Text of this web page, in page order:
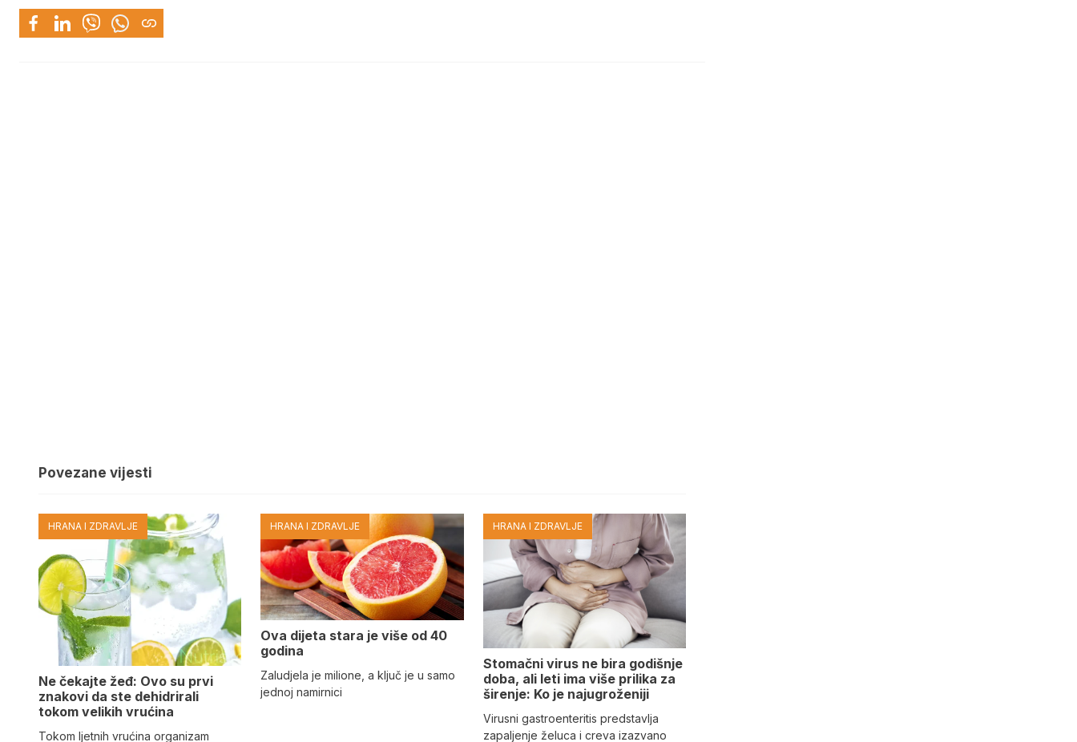
Povezane vijesti
HRANA I ZDRAVLJE
Ne čekajte žeđ: Ovo su prvi
znakovi da ste dehidrirali
tokom velikih vrućina
Tokom ljetnih vrućina organizam
HRANA I ZDRAVLJE
Ova dijeta stara je više od 40
godina
Zaludjela je milione, a ključ je u samo
jednoj namirnici
HRANA I ZDRAVLJE
Stomačni virus ne bira godišnje
doba, ali leti ima više prilika za
širenje: Ko je najugroženiji
Virusni gastroenteritis predstavlja
zapaljenje želuca i creva izazvano